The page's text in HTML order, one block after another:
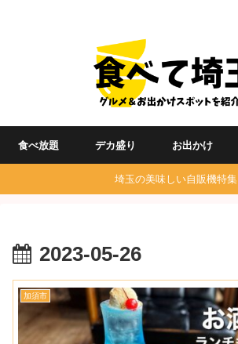
食べ放題 デカ盛り お出かけ
埼玉の美味しい自販機特集
2023-05-26
加須市